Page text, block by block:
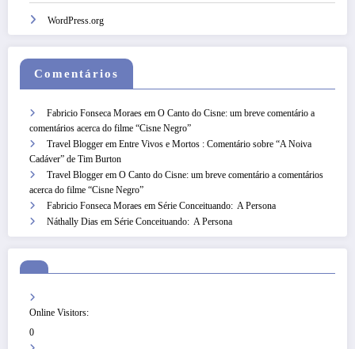
WordPress.org
Comentários
Fabricio Fonseca Moraes em O Canto do Cisne: um breve comentário a
comentários acerca do filme “Cisne Negro”
Travel Blogger em Entre Vivos e Mortos : Comentário sobre “A Noiva
Cadáver” de Tim Burton
Travel Blogger em O Canto do Cisne: um breve comentário a comentários
acerca do filme “Cisne Negro”
Fabricio Fonseca Moraes em Série Conceituando: A Persona
Náthally Dias em Série Conceituando: A Persona
Online Visitors:
0